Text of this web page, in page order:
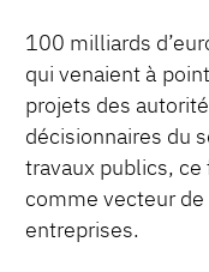
100 milliards
qui venaient à
projets des
décisionnaires du
travaux publics, ce
comme vecteur
entreprises.